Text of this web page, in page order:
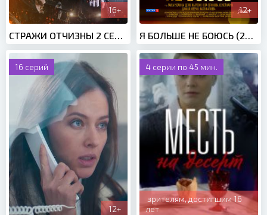
16+ 12+
16 серий
12+
4 серии по 45 мин.
зрителям, достигшим 16
лет